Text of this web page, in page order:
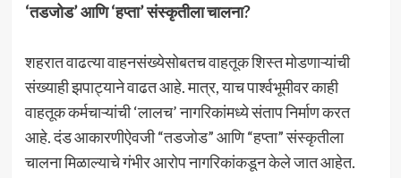
‘तडजोड’ आणि ‘हप्ता’ संस्कृतीला चालना?
शहरात वाढत्या वाहनसंख्येसोबतच वाहतूक शिस्त मोडणाऱ्यांची
संख्याही झपाट्याने वाढत आहे. मात्र, याच पार्श्वभूमीवर काही
वाहतूक कर्मचाऱ्यांची ‘लालच’ नागरिकांमध्ये संताप निर्माण करत
आहे. दंड आकारणीऐवजी “तडजोड” आणि “हप्ता” संस्कृतीला
चालना मिळाल्याचे गंभीर आरोप नागरिकांकडून केले जात आहेत.